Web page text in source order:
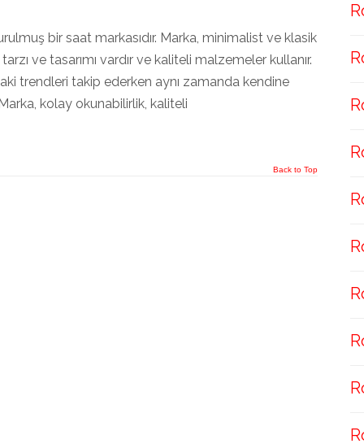
bir saat markasıdır. Marka, minimalist ve klasik
ve tasarımı vardır ve kaliteli malzemeler kullanır.
trendleri takip ederken aynı zamanda kendine
kolay okunabilirlik, kaliteli
Back to Top